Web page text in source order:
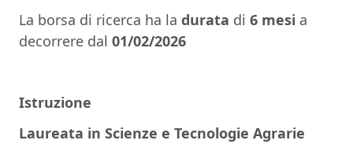
La borsa di ricerca ha la durata di 6 mesi a
decorrere dal 01/02/2026
Istruzione
Laureata in Scienze e Tecnologie Agrarie